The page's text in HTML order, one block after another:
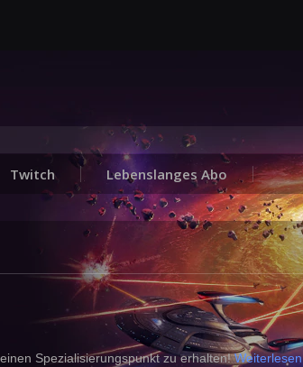
Twitch Lebenslanges Abo
Spezialisierungspunkt zu erhalten!Weiterlesen